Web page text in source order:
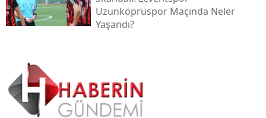
Uzunköprüspor Maçında Neler
Yaşandı?